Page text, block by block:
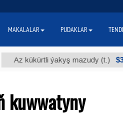
ýakyş mazudy (t.) $300
kuwwatyny
MAKALALAR PUDAKLAR